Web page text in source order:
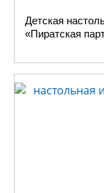
Детская
«Пиратская